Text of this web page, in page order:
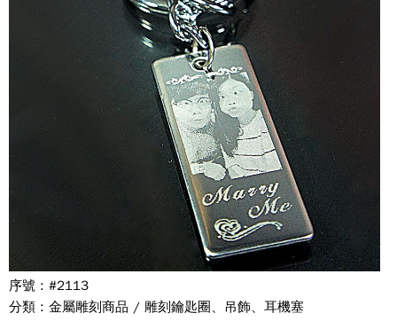
序號 : #2113
分類 : 金屬雕刻商品 / 雕刻鑰匙圈、吊飾、耳機塞